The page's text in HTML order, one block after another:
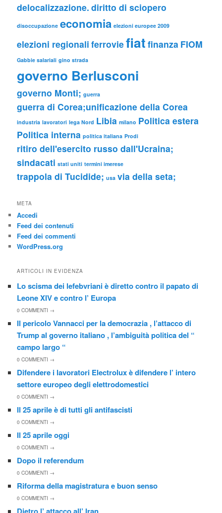
delocalizzazione. diritto di sciopero
disoccupazione economia elezioni europee 2009
elezioni regionali ferroviefiat finanza FIOM
Gabbie salariali gino strada
governo Berlusconi
governo Monti; guerra
guerra di Corea;unificazione della Corea
industria lavoratori lega Nord Libia milano Politica estera
Politica interna politica italiana Prodi
ritiro dell'esercito russo dall'Ucraina;
sindacati stati uniti termini imerese
trappola di Tucidide; usa via della seta;
META
Accedi
Feed dei contenuti
Feed dei commenti
WordPress.org
ARTICOLI IN EVIDENZA
Lo scisma dei lefebvriani è diretto contro il papato di
Leone XIV e contro l’ Europa
0COMMENTI →
Il pericolo Vannacci per la democrazia , l’attacco di
Trump al governo italiano , l’ambiguità politica del “
campo largo “
0COMMENTI →
Difendere i lavoratori Electrolux è difendere l’ intero
settore europeo degli elettrodomestici
0COMMENTI →
Il 25 aprile è di tutti gli antifascisti
0COMMENTI →
Il 25 aprile oggi
0COMMENTI →
Dopo il referendum
0COMMENTI →
Riforma della magistratura e buon senso
0COMMENTI →